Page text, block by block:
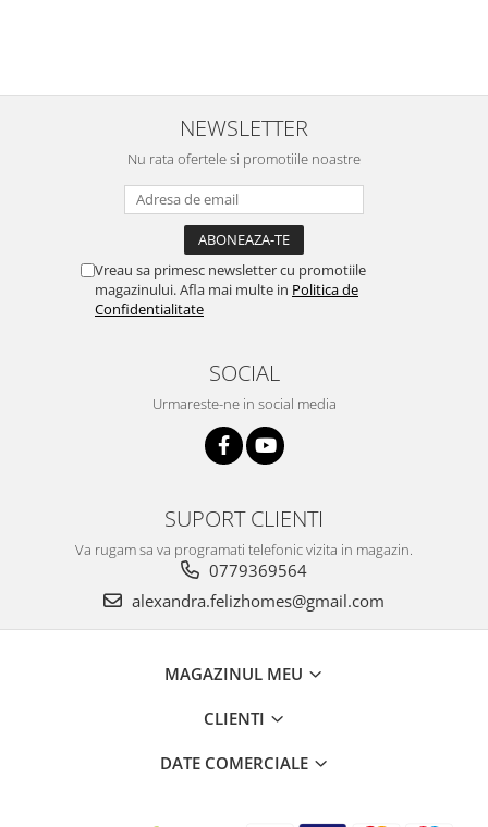
NEWSLETTER
Nu rata ofertele si promotiile noastre
Vreau sa primesc newsletter cu promotiile
magazinului. Afla mai multe in Politica de
Confidentialitate
SOCIAL
Urmareste-ne in social media
SUPORT CLIENTI
Va rugam sa va programati telefonic vizita in magazin.
0779369564
alexandra.felizhomes@gmail.com
MAGAZINUL MEU
CLIENTI
DATE COMERCIALE